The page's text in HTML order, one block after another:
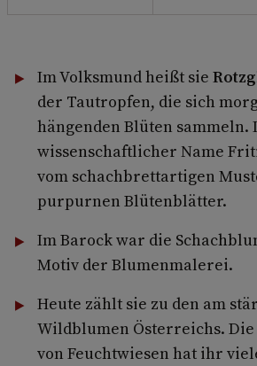
Im Volksmund heißt sie
der Tautropfen, die sich
hängenden Blüten sammeln.
wissenschaftlicher Name
vom schachbrettartigen
purpurnen Blütenblätter.
Im Barock war die
Motiv der Blumenmalerei.
Heute zählt sie zu den am
Wildblumen Österreichs.
von Feuchtwiesen hat ihr